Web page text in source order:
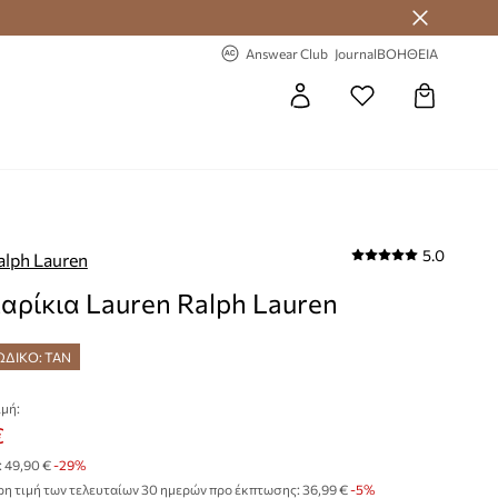
Club
Answear Club JournalΒΟΗΘΕΙΑ
Lauren 5.0
Lauren Ralph Lauren
TAN
49,90 €-29%
τιμή των τελευταίων 30 ημερών προ έκπτωσης: 36,99 € -5%